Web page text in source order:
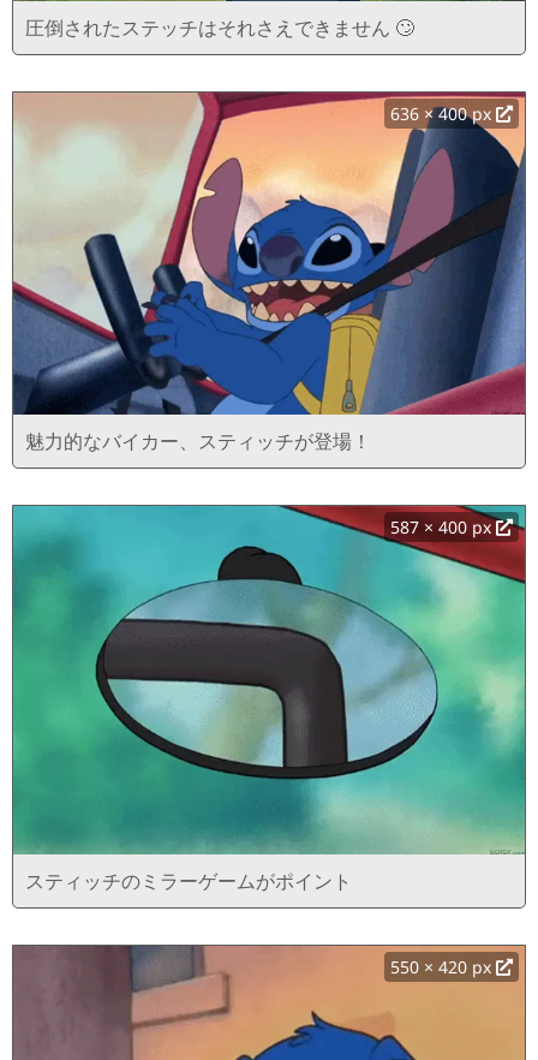
圧倒されたステッチはそれさえできません 🙄
636 × 400 px
魅力的なバイカー、スティッチが登場！
587 × 400 px
スティッチのミラーゲームがポイント
550 × 420 px